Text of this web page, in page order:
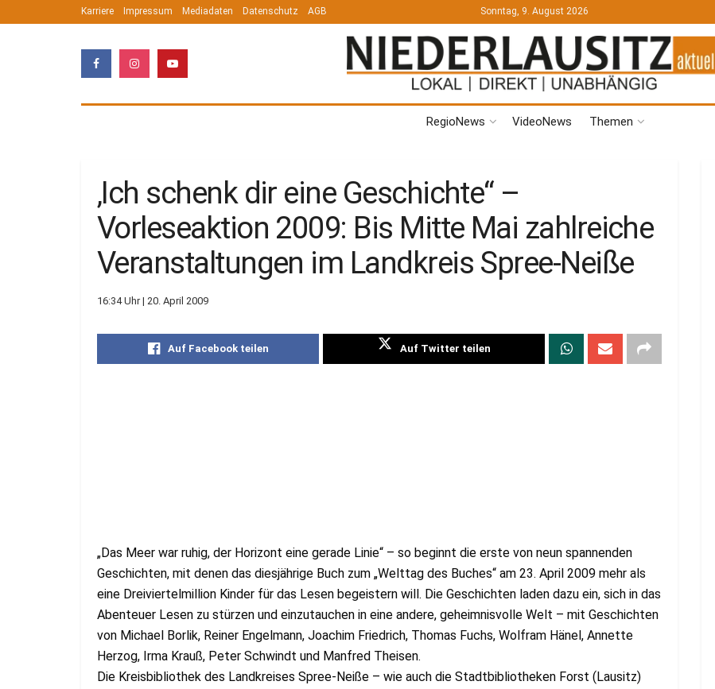
Karriere Impressum Mediadaten Datenschutz AGB Sonntag, 9. August 2026
RegioNews VideoNews Themen
‚Ich schenk dir eine Geschichte“ –
Vorleseaktion 2009: Bis Mitte Mai zahlreiche
Veranstaltungen im Landkreis Spree-Neiße
16:34 Uhr | 20. April 2009
Auf Facebook teilen Auf Twitter teilen
„Das Meer war ruhig, der Horizont eine gerade Linie“ – so beginnt die erste von neun spannenden
Geschichten, mit denen das diesjährige Buch zum „Welttag des Buches“ am 23. April 2009 mehr als
eine Dreiviertelmillion Kinder für das Lesen begeistern will. Die Geschichten laden dazu ein, sich in das
Abenteuer Lesen zu stürzen und einzutauchen in eine andere, geheimnisvolle Welt – mit Geschichten
von Michael Borlik, Reiner Engelmann, Joachim Friedrich, Thomas Fuchs, Wolfram Hänel, Annette
Herzog, Irma Krauß, Peter Schwindt und Manfred Theisen.
Die Kreisbibliothek des Landkreises Spree-Neiße – wie auch die Stadtbibliotheken Forst (Lausitz)